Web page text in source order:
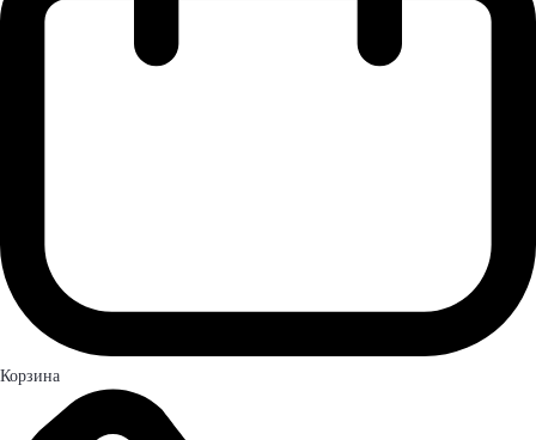
Корзина